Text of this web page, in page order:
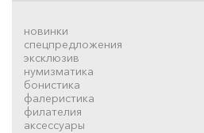
новинки
спецпредложения
эксклюзив
нумизматика
бонистика
фалеристика
филателия
аксессуары